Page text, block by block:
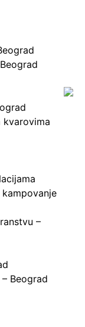
kvarovima
–
Beograd